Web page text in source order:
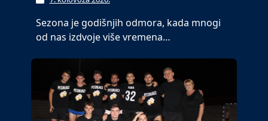
Sezona je godišnjih odmora, kada mnogi
od nas izdvoje više vremena…